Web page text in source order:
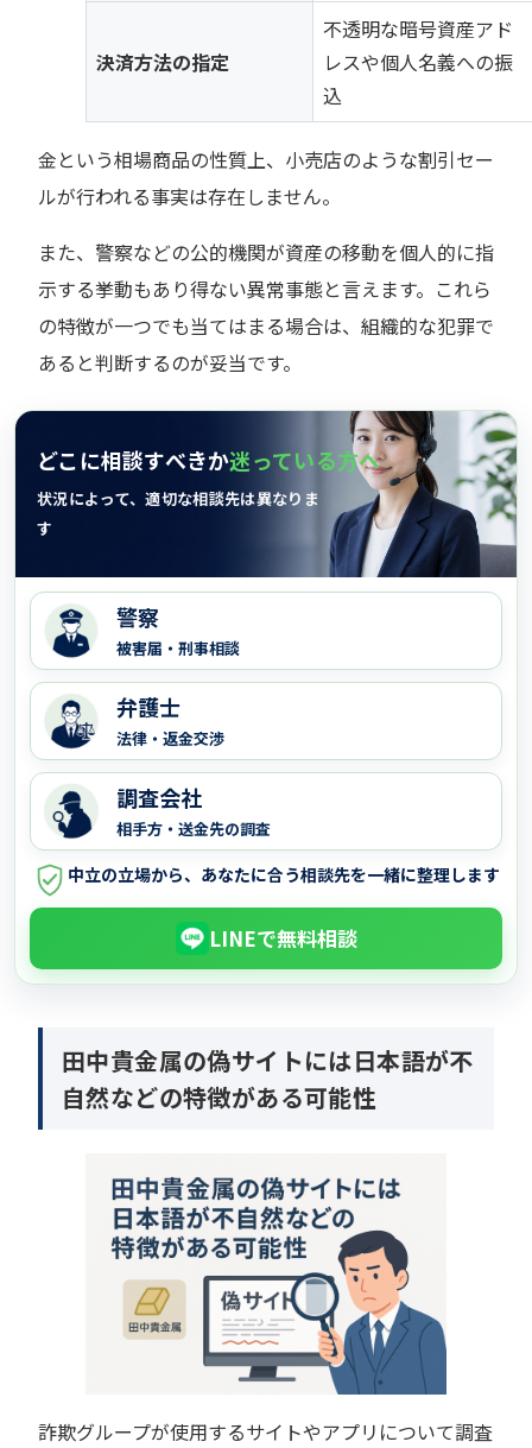
決済方法の指定
不透明な暗号資産アド
レスや個人名義への振
込
金という相場商品の性質上、小売店のような割引セー
ルが行われる事実は存在しません。
また、警察などの公的機関が資産の移動を個人的に指
示する挙動もあり得ない異常事態と言えます。これら
の特徴が一つでも当てはまる場合は、組織的な犯罪で
あると判断するのが妥当です。
どこに相談すべきか迷っている方へ
状況によって、適切な相談先は異なりま
す
警察
被害届・刑事相談
弁護士
法律・返金交渉
調査会社
相手方・送金先の調査
中立の立場から、あなたに合う相談先を一緒に整理します
LINEで無料相談
田中貴金属の偽サイトには日本語が不
自然などの特徴がある可能性
詐欺グループが使用するサイトやアプリについて調査